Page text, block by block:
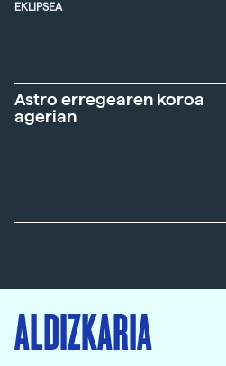
EKLIPSEA
Astro erregearen koroa
agerian
ALDIZKARIA